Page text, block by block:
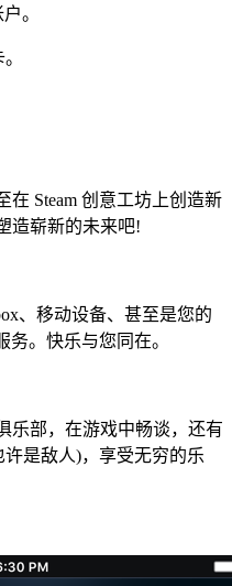
。
Steam 创意工坊上创造新
造崭新的未来吧!
、移动设备、甚至是您的
务。快乐与您同在。
乐部，在游戏中畅谈，还有
是敌人)，享受无穷的乐